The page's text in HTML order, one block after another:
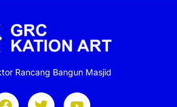
Rancang Bangun Masjid